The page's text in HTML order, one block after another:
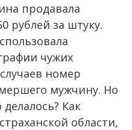
продавала
рублей за штуку.
чужих
номер
мужчину. Но
Как
области,